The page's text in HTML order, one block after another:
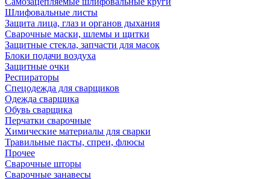
Шлифовальные листы
Защита лица, глаз и органов дыхания
Сварочные маски, шлемы и щитки
Защитные стекла, запчасти для масок
Блоки подачи воздуха
Защитные очки
Респираторы
Спецодежда для сварщиков
Одежда сварщика
Обувь сварщика
Перчатки сварочные
Химические материалы для сварки
Травильные пасты, спреи, флюсы
Прочее
Сварочные шторы
Сварочные занавесы